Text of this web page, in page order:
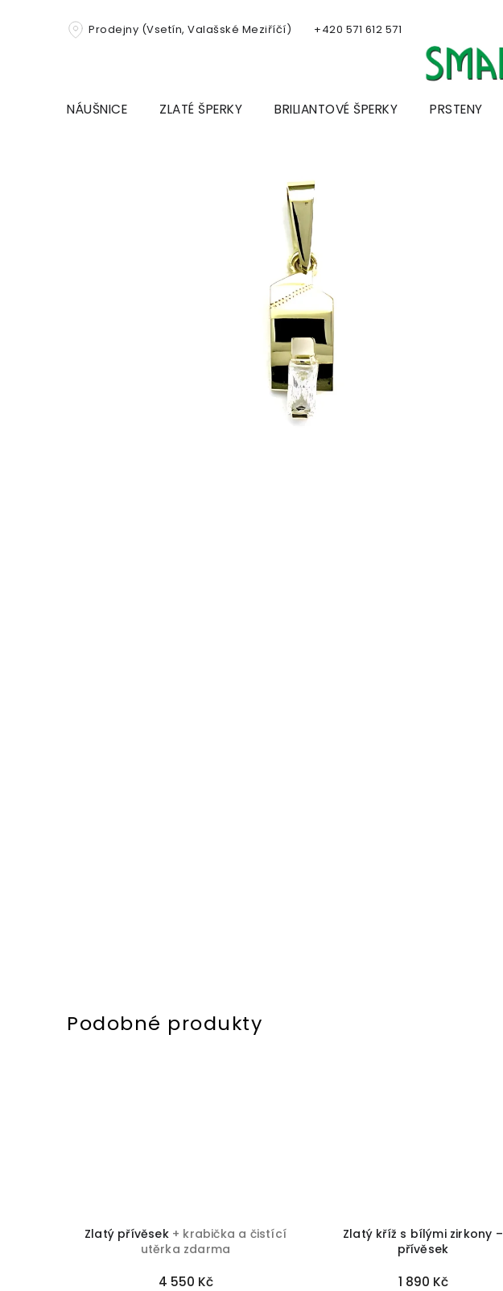
Prodejny (Vsetín, Valašské Meziříčí) +420 571 612 571
NÁUŠNICE ZLATÉ ŠPERKY BRILIANTOVÉ ŠPERKY PRSTENY
Zlatý přívěsek + krabička a čistící
utěrka zdarma
4 550 Kč
Zlatý kříž s bílými zirkony –
přívěsek
1 890 Kč